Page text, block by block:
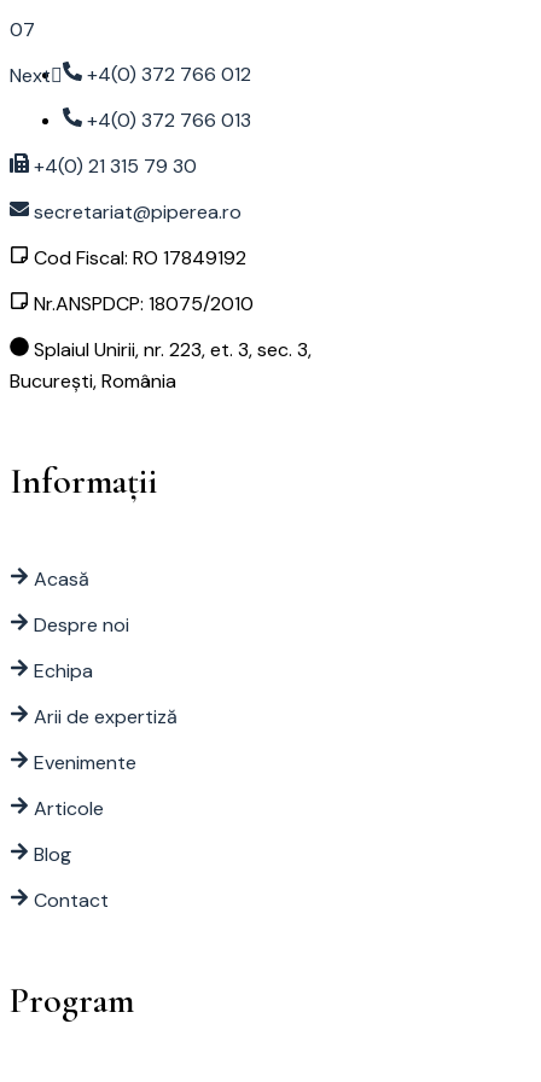
07
Next
+4(0) 372 766 012
+4(0) 372 766 013
+4(0) 21 315 79 30
secretariat@piperea.ro
Cod Fiscal: RO 17849192
Nr.ANSPDCP: 18075/2010
Splaiul Unirii, nr. 223, et. 3, sec. 3,
București, România
Informații
Acasă
Despre noi
Echipa
Arii de expertiză
Evenimente
Articole
Blog
Contact
Program